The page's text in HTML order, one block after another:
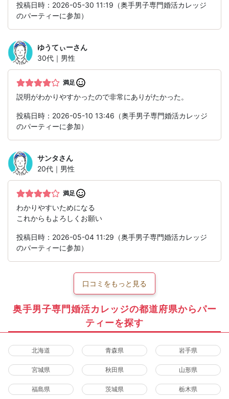
投稿日時：2026-05-30 11:19（奥手男子専門婚活カレッジ
のパーティーに参加）
ゆうてぃーさん
30代｜男性
満足
説明がわかりやすかったので非常にありがたかった。
投稿日時：2026-05-10 13:46（奥手男子専門婚活カレッジ
のパーティーに参加）
サンタさん
20代｜男性
満足
わかりやすいためになる
これからもよろしくお願い
投稿日時：2026-05-04 11:29（奥手男子専門婚活カレッジ
のパーティーに参加）
口コミをもっと見る
奥手男子専門婚活カレッジの都道府県からパー
ティーを探す
北海道 青森県 岩手県
宮城県 秋田県 山形県
福島県 茨城県 栃木県